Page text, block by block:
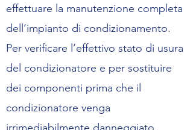
effettuare la manutenzione completa
dell’impianto di condizionamento.
Per verificare l’effettivo stato di usura
del condizionatore e per sostituire
dei componenti prima che il
condizionatore venga